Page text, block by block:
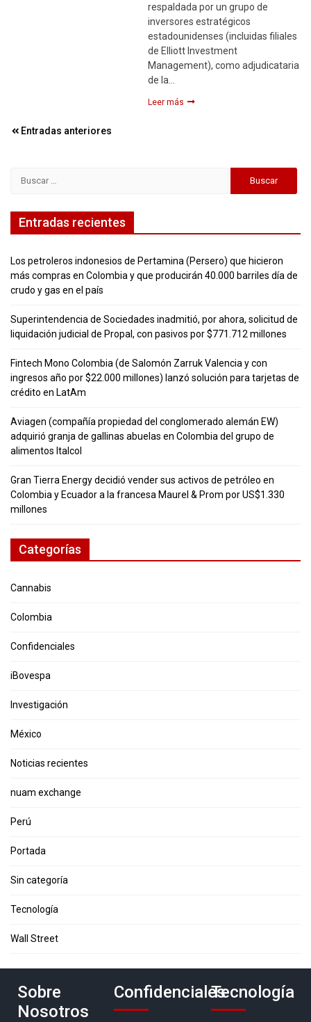
respaldada por un grupo de
inversores estratégicos
estadounidenses (incluidas filiales
de Elliott Investment
Management), como adjudicataria
de la…
Leer más
Navegación
entradas
Entradas anteriores
Entradas recientes
Los petroleros indonesios de Pertamina (Persero) que hicieron
más compras en Colombia y que producirán 40.000 barriles día de
crudo y gas en el país
Superintendencia de Sociedades inadmitió, por ahora, solicitud de
liquidación judicial de Propal, con pasivos por $771.712 millones
Fintech Mono Colombia (de Salomón Zarruk Valencia y con
ingresos año por $22.000 millones) lanzó solución para tarjetas de
crédito en LatAm
Aviagen (compañía propiedad del conglomerado alemán EW)
adquirió granja de gallinas abuelas en Colombia del grupo de
alimentos Italcol
Gran Tierra Energy decidió vender sus activos de petróleo en
Colombia y Ecuador a la francesa Maurel & Prom por US$1.330
millones
Categorías
Cannabis
Colombia
Confidenciales
iBovespa
Investigación
México
Noticias recientes
nuam exchange
Perú
Portada
Sin categoría
Tecnología
Wall Street
Sobre
Nosotros
ConfidencialesTecnología